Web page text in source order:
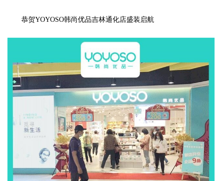
恭贺YOYOSO韩尚优品吉林通化店盛装启航